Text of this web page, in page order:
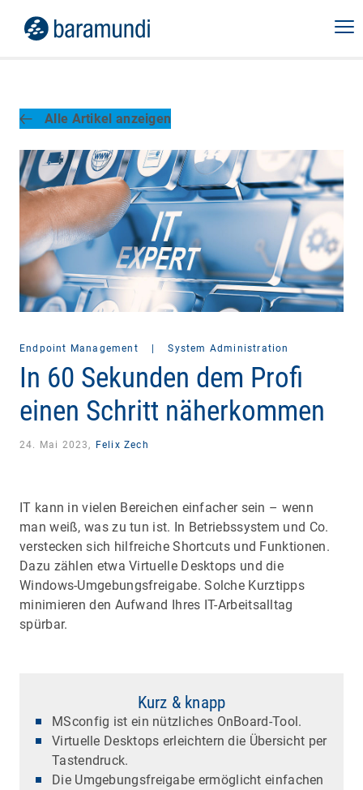
Alle Artikel anzeigen
Endpoint Management | System Administration
In 60 Sekunden dem Profi
einen Schritt näherkommen
24. Mai 2023, Felix Zech
IT kann in vielen Bereichen einfacher sein – wenn
man weiß, was zu tun ist. In Betriebssystem und Co.
verstecken sich hilfreiche Shortcuts und Funktionen.
Dazu zählen etwa Virtuelle Desktops und die
Windows-Umgebungsfreigabe. Solche Kurztipps
minimieren den Aufwand Ihres IT-Arbeitsalltag
spürbar.
Kurz & knapp
MSconfig ist ein nützliches OnBoard-Tool.
Virtuelle Desktops erleichtern die Übersicht per
Tastendruck.
Die Umgebungsfreigabe ermöglicht einfachen